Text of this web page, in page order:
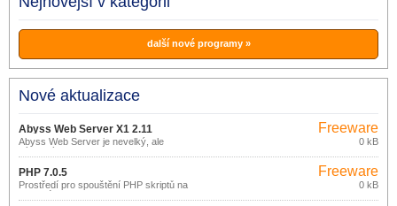
další nové programy »
Nové aktualizace
Abyss Web Server X1 2.11
Abyss Web Server je nevelký, ale
výkonný web server.
Freeware
0 kB
PHP 7.0.5
Prostředí pro spouštění PHP skriptů na
webovém serveru.
Freeware
0 kB